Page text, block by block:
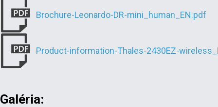
Brochure-Leonardo-DR-mini_human_EN.pdf
Product-information-Thales-2430EZ-
Galéria: